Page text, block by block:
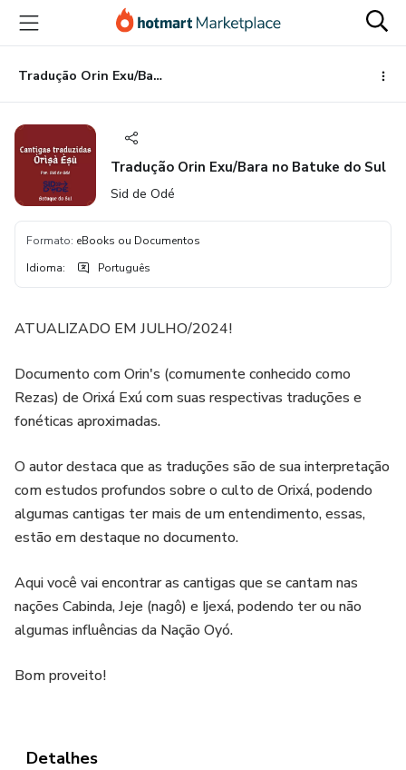
para
conteúdo
principal
para
pagamento
para
rodapé
Tradução Orin Exu/Bara no Batuke do Sul
Tradução Orin Exu/Bara no Batuke do Sul
Sid de Odé
Formato: eBooks ou Documentos
Idioma: Português
ATUALIZADO EM JULHO/2024!
Documento com Orin's (comumente conhecido como
Rezas) de Orixá Exú com suas respectivas traduções e
fonéticas aproximadas.
O autor destaca que as traduções são de sua interpretação
com estudos profundos sobre o culto de Orixá, podendo
algumas cantigas ter mais de um entendimento, essas,
estão em destaque no documento.
Aqui você vai encontrar as cantigas que se cantam nas
nações Cabinda, Jeje (nagô) e Ijexá, podendo ter ou não
algumas influências da Nação Oyó.
Bom proveito!
Detalhes